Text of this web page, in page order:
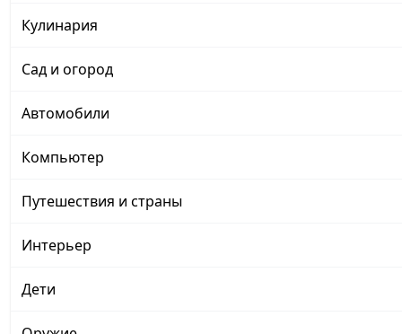
Кулинария
Сад и огород
Автомобили
Компьютер
Путешествия и страны
Интерьер
Дети